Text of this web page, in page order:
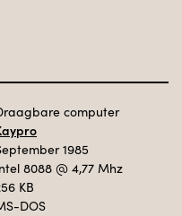
computer
1985
8088 @ 4,77 Mhz
KB
DOS